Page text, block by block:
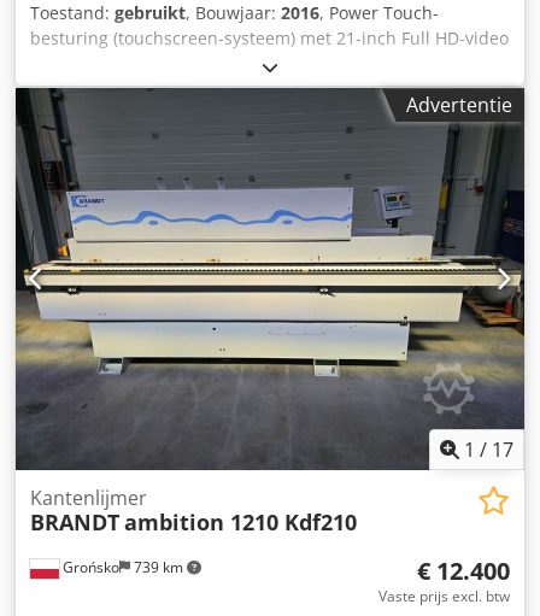
Toestand: gebruikt, Bouwjaar: 2016, Power Touch-
besturing (touchscreen-systeem) met 21-inch Full HD-video
Plaathoogte 60 mm PVC/ABS 3 mm Massief hout tot 12 mm
Voersnelheid tot 20 m/min Werkhoogte elektronisch
instelbaar (NC) Plaatlijngeleiding met vrijloopfunctie
Zijrollerbaan met vrije looprollen voor plaatondersteuning
Anti-hechtaggregaat Twee-motorige gelijkrichtereenheid
Rollenhouderplaat EVA-lijmeenheid met voorgesmelt
module en lijmbak Kantendrukeenheid voor rechte
profielen met automatisch instelbare drukrollen (NC)
Dkodswwtpyopfx Ac Ner Afschuinfreesunit met
automatische kantelhoekinstelling Twee-motorige
afschuineenheid met instelling Twee-motorige
multifunctionele rondeenheid (afschuinen + afronden)
Kantschafeleenheid met elektronische NC-instelling
Lijmschafeleenheid Borstelunit Anti-hechtaggregaat
Advertentie
1 / 17
Grońsko 739 km
Kantenlijmer
BRANDTambition 1210 Kdf210
€ 12.400
Vaste prijs excl. btw